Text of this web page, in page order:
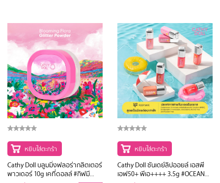
หยิบใส่ตะกร้า
Cathy Doll บลูมมิ่งฟลอร่ากลิตเตอร์
พาวเดอร์ 10g เคที่ดอลล์ #กิฟมี
หยิบใส่ตะกร้า
Cathy Doll ซันเดย์ลิปออยล์ เอสพี
เอฟ50+ พีเอ++++ 3.5g #OCEAN